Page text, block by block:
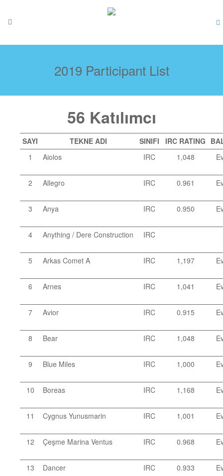
2019 Participant List
56 Katılımcı
SAYI TEKNE ADI SINIFI IRC RATING
1
Aiolos IRC 1,048
2 Allegro IRC 0.961
3 Anya IRC 0.950
4 Anything / Dere Construction IRC
5 Arkas Comet A IRC 1,197
6 Arnes IRC 1,041
7 Avior IRC 0.915
8 Bear IRC 1,048
9 Blue Miles IRC 1,000
10 Boreas IRC 1,168
11 Cygnus Yunusmarin IRC 1,001
12 Çeşme Marina Ventus IRC 0.968
13 Dancer IRC 0.933